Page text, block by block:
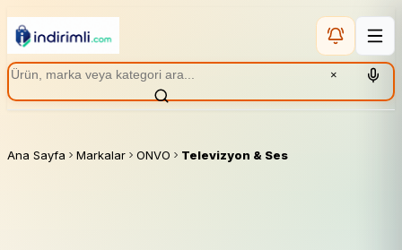
×
Ana Sayfa Markalar ONVO Televizyon & Ses